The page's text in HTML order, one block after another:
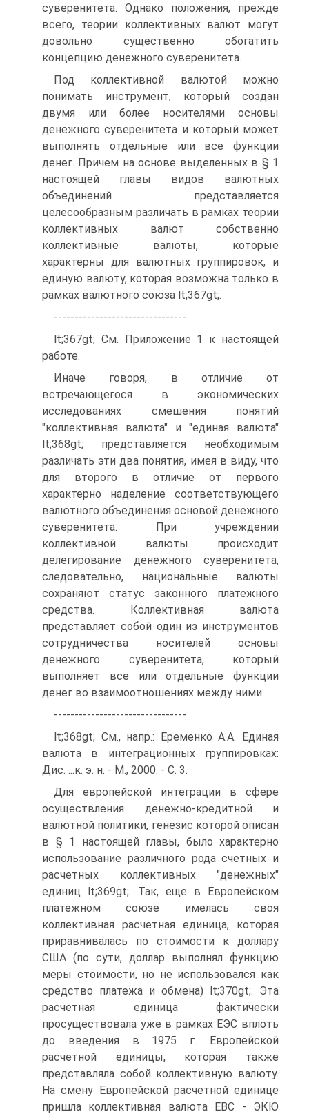
суверенитета. Однако положения, прежде
всего, теории коллективных валют могут
довольно существенно обогатить
концепцию денежного суверенитета.
Под коллективной валютой можно
понимать инструмент, который создан
двумя или более носителями основы
денежного суверенитета и который может
выполнять отдельные или все функции
денег. Причем на основе выделенных в § 1
настоящей главы видов валютных
объединений представляется
целесообразным различать в рамках теории
коллективных валют собственно
коллективные валюты, которые
характерны для валютных группировок, и
единую валюту, которая возможна только в
рамках валютного союза lt;367gt;.
--------------------------------
lt;367gt; См. Приложение 1 к настоящей
работе.
Иначе говоря, в отличие от
встречающегося в экономических
исследованиях смешения понятий
"коллективная валюта" и "единая валюта"
lt;368gt; представляется необходимым
различать эти два понятия, имея в виду, что
для второго в отличие от первого
характерно наделение соответствующего
валютного объединения основой денежного
суверенитета. При учреждении
коллективной валюты происходит
делегирование денежного суверенитета,
следовательно, национальные валюты
сохраняют статус законного платежного
средства. Коллективная валюта
представляет собой один из инструментов
сотрудничества носителей основы
денежного суверенитета, который
выполняет все или отдельные функции
денег во взаимоотношениях между ними.
--------------------------------
lt;368gt; См., напр.: Еременко А.А. Единая
валюта в интеграционных группировках:
Дис. ...к. э. н. - М., 2000. - С. 3.
Для европейской интеграции в сфере
осуществления денежно-кредитной и
валютной политики, генезис которой описан
в § 1 настоящей главы, было характерно
использование различного рода счетных и
расчетных коллективных "денежных"
единиц lt;369gt;. Так, еще в Европейском
платежном союзе имелась своя
коллективная расчетная единица, которая
приравнивалась по стоимости к доллару
США (по сути, доллар выполнял функцию
меры стоимости, но не использовался как
средство платежа и обмена) lt;370gt;. Эта
расчетная единица фактически
просуществовала уже в рамках ЕЭС вплоть
до введения в 1975 г. Европейской
расчетной единицы, которая также
представляла собой коллективную валюту.
На смену Европейской расчетной единице
пришла коллективная валюта ЕВС - ЭКЮ